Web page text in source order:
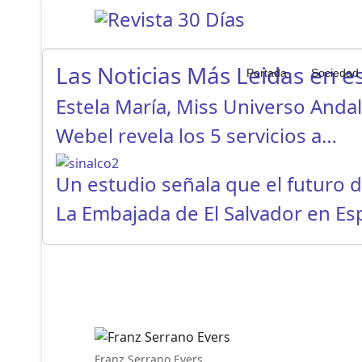
Portada Sociedad
Las Noticias Más Leidas en
Estela María, Miss Universo
Webel revela los 5 servicios a…
Un estudio señala que el futuro
La Embajada de El Salvador en